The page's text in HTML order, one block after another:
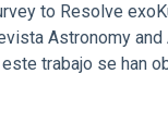
to Resolve
Astronomy
trabajo se han